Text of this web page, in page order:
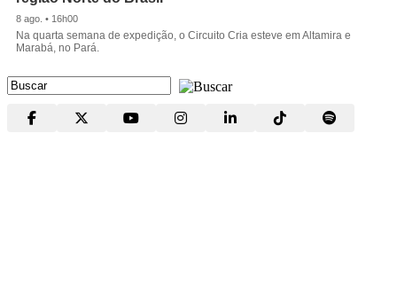
8 ago. • 16h00
Na quarta semana de expedição, o Circuito Cria esteve em Altamira e
Marabá, no Pará.